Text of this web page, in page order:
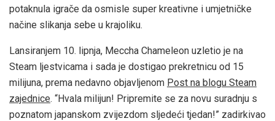
potaknula igrače da osmisle super kreativne i umjetničke
načine slikanja sebe u krajoliku.
Lansiranjem 10. lipnja, Meccha Chameleon uzletio je na
Steam ljestvicama i sada je dostigao prekretnicu od 15
milijuna, prema nedavno objavljenom Post na blogu Steam
zajednice. “Hvala milijun! Pripremite se za novu suradnju s
poznatom japanskom zvijezdom sljedeći tjedan!” zadirkivao